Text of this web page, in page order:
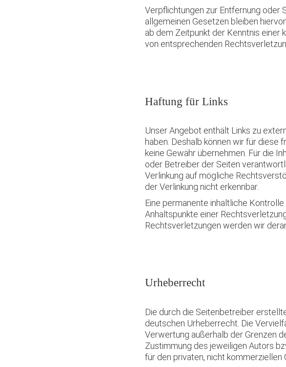
Verpflichtungen zur Entfernung oder
allgemeinen Gesetzen bleiben
ab dem Zeitpunkt der Kenntnis einer
von entsprechenden
Haftung für Links
Unser Angebot enthält Links zu
haben. Deshalb können wir für diese
keine Gewähr übernehmen. Für die
oder Betreiber der Seiten
Verlinkung auf mögliche
der Verlinkung nicht erkennbar.
Eine permanente inhaltliche
Anhaltspunkte einer
Rechtsverletzungen werden wir
Urheberrecht
Die durch die Seitenbetreiber
deutschen Urheberrecht. Die
Verwertung außerhalb der Grenzen
Zustimmung des jeweiligen Autors
für den privaten, nicht kommerziellen